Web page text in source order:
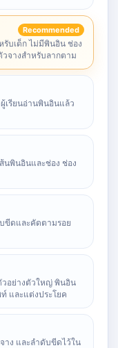
Recommended
บเด็ก ไม่มีพินอิน ช่อง
วจางสำหรับลากตาม
เรียนอ่านพินอินแล้ว
นพินอินและช่อง ช่อง
ขีดและคัดตามรอย
วอย่างตัวใหญ่ พินอิน
และแต่งประโยค
าง และลำดับขีดไว้ใน